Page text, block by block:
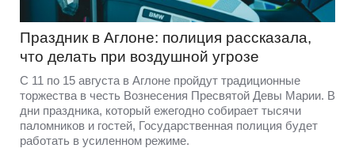
Праздник в Аглоне: полиция рассказала,
что делать при воздушной угрозе
С 11 по 15 августа в Аглоне пройдут традиционные
торжества в честь Вознесения Пресвятой Девы Марии. В
дни праздника, который ежегодно собирает тысячи
паломников и гостей, Государственная полиция будет
работать в усиленном режиме.